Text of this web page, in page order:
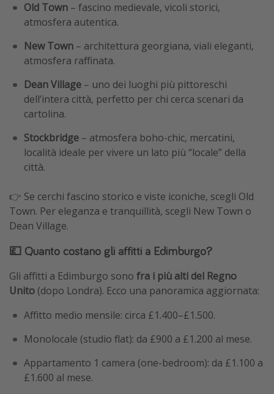
Old Town – fascino medievale, vicoli storici,
atmosfera autentica.
New Town – architettura georgiana, viali eleganti,
atmosfera raffinata.
Dean Village – uno dei luoghi più pittoreschi
dell’intera città, perfetto per chi cerca scenari da
cartolina.
Stockbridge – atmosfera boho-chic, mercatini,
località ideale per vivere un lato più “locale” della
città.
👉 Se cerchi fascino storico e viste iconiche, scegli Old
Town. Per eleganza e tranquillità, scegli New Town o
Dean Village.
💷 Quanto costano gli affitti a Edimburgo?
Gli affitti a Edimburgo sono fra i più alti del Regno
Unito (dopo Londra). Ecco una panoramica aggiornata:
Affitto medio mensile: circa £1.400–£1.500.
Monolocale (studio flat): da £900 a £1.200 al mese.
Appartamento 1 camera (one-bedroom): da £1.100 a
£1.600 al mese.